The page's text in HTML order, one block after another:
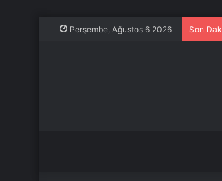
Perşembe, Ağustos 6 2026 Son